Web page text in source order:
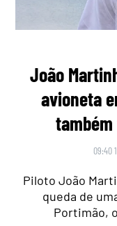
João
avioneta
09:40
Piloto João
queda de
Portimão,